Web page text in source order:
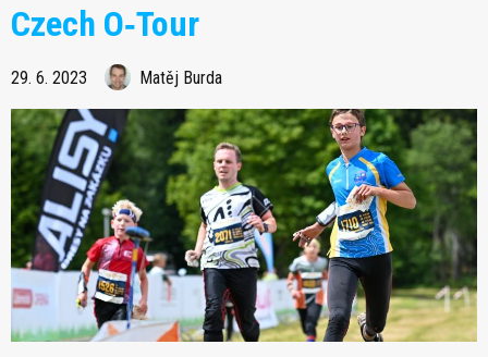
Czech O‑Tour
29. 6. 2023 Matěj Burda